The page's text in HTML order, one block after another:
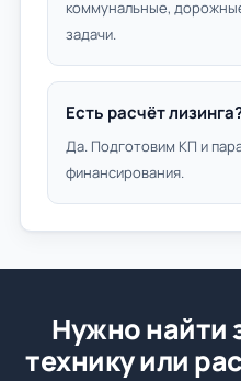
коммунальные,
задачи.
Есть расчёт
Да. Подготовим КП и
финансирования.
Нужно найти
технику или